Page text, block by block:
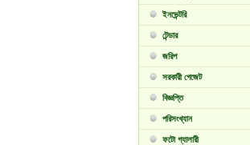
ইনভেন্টরি
টেন্ডার
জরিপ
সরকারী গেজেট
বিজ্ঞপ্তি
পরিসংখ্যান
ফটো গ্যালারী